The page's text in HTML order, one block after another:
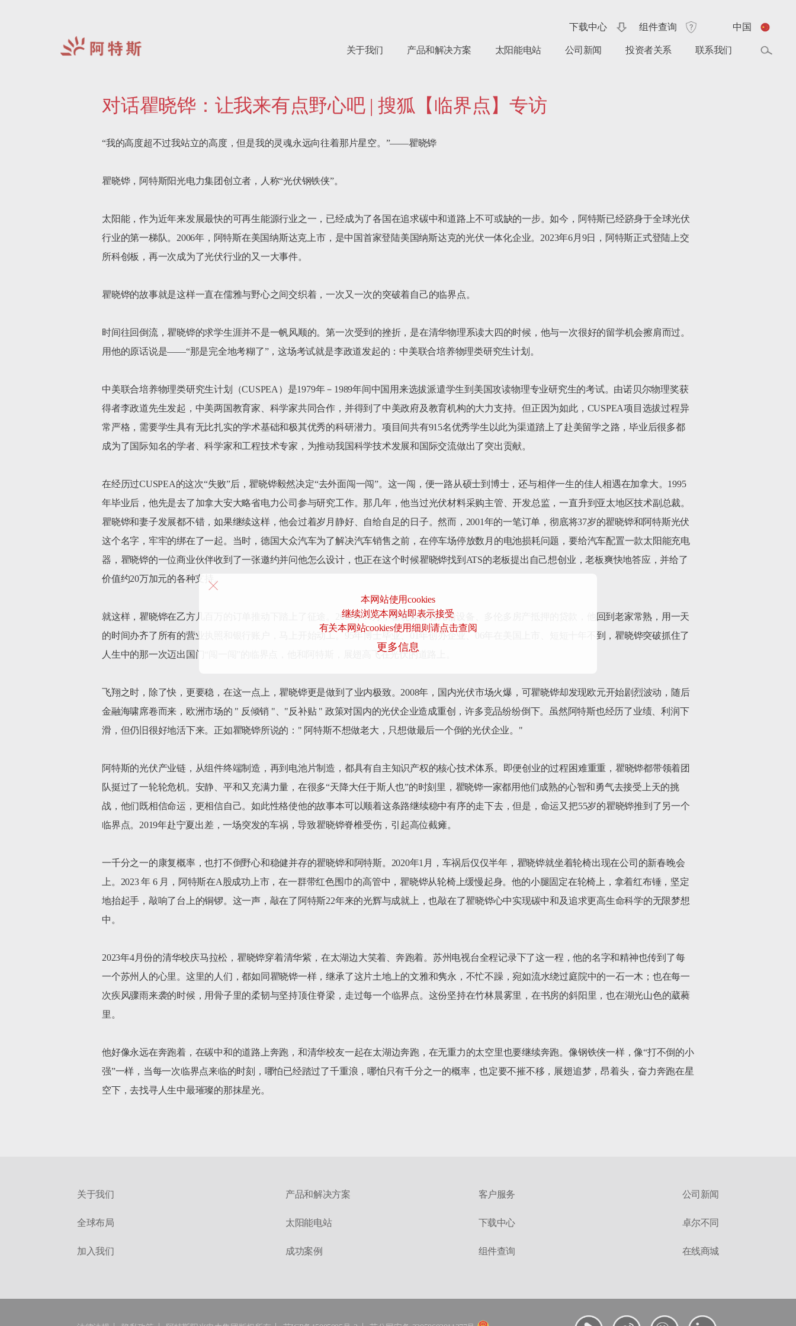
本网站使用cookies
继续浏览本网站即表示接受
有关本网站cookies使用细则请点击查阅
更多信息
关于我们 产品和解决方案 太阳能电站 公司新闻 投资者关系 联系我们
中国
组件查询
下载中心
对话瞿晓铧：让我来有点野心吧 | 搜狐【临界点】专访
“我的高度超不过我站立的高度，但是我的灵魂永远向往着那片星空。”——瞿晓铧
瞿晓铧，阿特斯阳光电力集团创立者，人称“光伏钢铁侠”。
太阳能，作为近年来发展最快的可再生能源行业之一，已经成为了各国在追求碳中和道路上不可或缺的一步。如今，阿特斯已经跻身于全球光伏
行业的第一梯队。2006年，阿特斯在美国纳斯达克上市，是中国首家登陆美国纳斯达克的光伏一体化企业。2023年6月9日，阿特斯正式登陆上交
所科创板，再一次成为了光伏行业的又一大事件。
瞿晓铧的故事就是这样一直在儒雅与野心之间交织着，一次又一次的突破着自己的临界点。
时间往回倒流，瞿晓铧的求学生涯并不是一帆风顺的。第一次受到的挫折，是在清华物理系读大四的时候，他与一次很好的留学机会擦肩而过。
用他的原话说是——“那是完全地考糊了”，这场考试就是李政道发起的：中美联合培养物理类研究生计划。
中美联合培养物理类研究生计划（CUSPEA）是1979年－1989年间中国用来选拔派遣学生到美国攻读物理专业研究生的考试。由诺贝尔物理奖获
得者李政道先生发起，中美两国教育家、科学家共同合作，并得到了中美政府及教育机构的大力支持。但正因为如此，CUSPEA项目选拔过程异
常严格，需要学生具有无比扎实的学术基础和极其优秀的科研潜力。项目间共有915名优秀学生以此为渠道踏上了赴美留学之路，毕业后很多都
成为了国际知名的学者、科学家和工程技术专家，为推动我国科学技术发展和国际交流做出了突出贡献。
在经历过CUSPEA的这次“失败”后，瞿晓铧毅然决定“去外面闯一闯”。这一闯，便一路从硕士到博士，还与相伴一生的佳人相遇在加拿大。1995
年毕业后，他先是去了加拿大安大略省电力公司参与研究工作。那几年，他当过光伏材料采购主管、开发总监，一直升到亚太地区技术副总裁。
瞿晓铧和妻子发展都不错，如果继续这样，他会过着岁月静好、自给自足的日子。然而，2001年的一笔订单，彻底将37岁的瞿晓铧和阿特斯光伏
这个名字，牢牢的绑在了一起。当时，德国大众汽车为了解决汽车销售之前，在停车场停放数月的电池损耗问题，要给汽车配置一款太阳能充电
器，瞿晓铧的一位商业伙伴收到了一张邀约并问他怎么设计，也正在这个时候瞿晓铧找到ATS的老板提出自己想创业，老板爽快地答应，并给了
价值约20万加元的各种支持。
就这样，瞿晓铧在乙方几百万的订单推动下踏上了征途。2001年11月，瞿晓铧带着几箱设备、多伦多房产抵押的贷款，他回到老家常熟，用一天
的时间办齐了所有的营业执照和银行账户，马上开始动工。95年博士毕业、01年创办企业、06年在美国上市、短短十年不到，瞿晓铧突破抓住了
人生中的那一次迈出国门“闯一闯”的临界点，他和阿特斯，展翅高飞在光伏的道路上。
飞翔之时，除了快，更要稳，在这一点上，瞿晓铧更是做到了业内极致。2008年，国内光伏市场火爆，可瞿晓铧却发现欧元开始剧烈波动，随后
金融海啸席卷而来，欧洲市场的 " 反倾销 "、"反补贴 " 政策对国内的光伏企业造成重创，许多竞品纷纷倒下。虽然阿特斯也经历了业绩、利润下
滑，但仍旧很好地活下来。正如瞿晓铧所说的：" 阿特斯不想做老大，只想做最后一个倒的光伏企业。"
阿特斯的光伏产业链，从组件终端制造，再到电池片制造，都具有自主知识产权的核心技术体系。即便创业的过程困难重重，瞿晓铧都带领着团
队挺过了一轮轮危机。安静、平和又充满力量，在很多“天降大任于斯人也”的时刻里，瞿晓铧一家都用他们成熟的心智和勇气去接受上天的挑
战，他们既相信命运，更相信自己。如此性格使他的故事本可以顺着这条路继续稳中有序的走下去，但是，命运又把55岁的瞿晓铧推到了另一个
临界点。2019年赴宁夏出差，一场突发的车祸，导致瞿晓铧脊椎受伤，引起高位截瘫。
一千分之一的康复概率，也打不倒野心和稳健并存的瞿晓铧和阿特斯。2020年1月，车祸后仅仅半年，瞿晓铧就坐着轮椅出现在公司的新春晚会
上。2023 年 6 月，阿特斯在A股成功上市，在一群带红色围巾的高管中，瞿晓铧从轮椅上缓慢起身。他的小腿固定在轮椅上，拿着红布锤，坚定
地抬起手，敲响了台上的铜锣。这一声，敲在了阿特斯22年来的光辉与成就上，也敲在了瞿晓铧心中实现碳中和及追求更高生命科学的无限梦想
中。
2023年4月份的清华校庆马拉松，瞿晓铧穿着清华紫，在太湖边大笑着、奔跑着。苏州电视台全程记录下了这一程，他的名字和精神也传到了每
一个苏州人的心里。这里的人们，都如同瞿晓铧一样，继承了这片土地上的文雅和隽永，不忙不躁，宛如流水绕过庭院中的一石一木；也在每一
次疾风骤雨来袭的时候，用骨子里的柔韧与坚持顶住脊梁，走过每一个临界点。这份坚持在竹林晨雾里，在书房的斜阳里，也在湖光山色的葳蕤
里。
他好像永远在奔跑着，在碳中和的道路上奔跑，和清华校友一起在太湖边奔跑，在无重力的太空里也要继续奔跑。像钢铁侠一样，像“打不倒的小
强”一样，当每一次临界点来临的时刻，哪怕已经踏过了千重浪，哪怕只有千分之一的概率，也定要不摧不移，展翅追梦，昂着头，奋力奔跑在星
关于我们 产品和解决方案 客户服务 公司新闻
全球布局 太阳能电站 下载中心 卓尔不同
加入我们 成功案例 组件查询 在线商城